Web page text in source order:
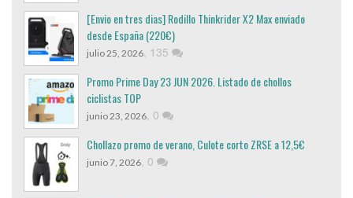
[Envio en tres dias] Rodillo Thinkrider X2 Max enviado
desde España (220€)
julio 25, 2026, 135
Promo Prime Day 23 JUN 2026. Listado de chollos
ciclistas TOP
junio 23, 2026, 0
Chollazo promo de verano, Culote corto ZRSE a 12,5€
junio 7, 2026, 0